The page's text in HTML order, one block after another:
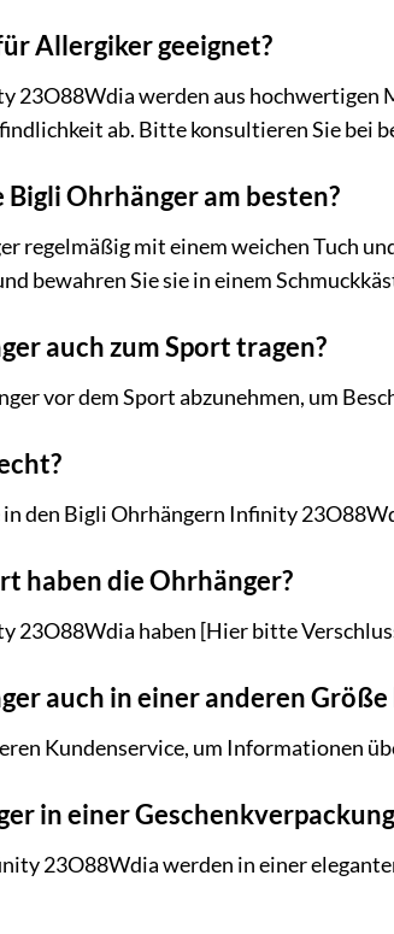
Allergiker geeignet?
23O88Wdia werden aus
ab. Bitte konsultieren Sie bei
Ohrhänger am besten?
regelmäßig mit einem weichen Tuch
bewahren Sie sie in einem
auch zum Sport tragen?
vor dem Sport abzunehmen, um
in den Bigli Ohrhängern Infinity
haben die Ohrhänger?
23O88Wdia haben [Hier bitte
auch in einer anderen
Kundenservice, um Informationen
in einer
23O88Wdia werden in einer